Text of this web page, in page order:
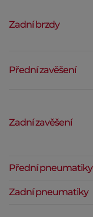
Zadní brzdy
Přední zavěšení
Zadní zavěšení
Přední pneumatiky
Zadní pneumatiky